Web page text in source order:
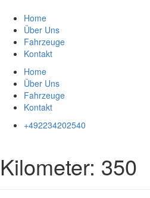
Inhalt
springen
Home
Über Uns
Fahrzeuge
Kontakt
Home
Über Uns
Fahrzeuge
Kontakt
+492234202540
Kilometer: 350